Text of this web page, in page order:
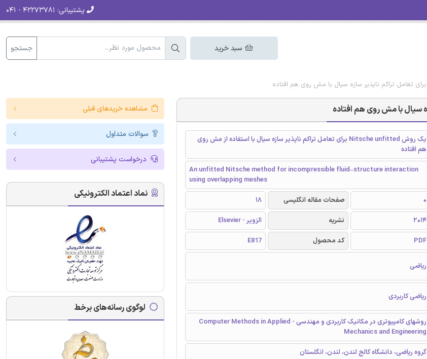
پشتیبانی:
سبد خرید جستجو
یک روش Nitsche unfitted برای تعامل تراکم ناپذیر سازه سیال با استفاده از مش روی
هم افتاده
An unfitted Nitsche method for incompressible fluid–structure interaction
using overlapping meshes
0 صفحات مقاله انگلیسی
18
2014 نشریه
الزویر - Elsevier
PDF کد محصول
E817
ریاضی
ریاضی کاربردی
روشهای کامپیوتری در مکانیک کاربردی و مهندسی - Computer Methods in Applied
Mechanics and Engineering
گروه ریاضی، دانشگاه کالج لندن، لندن، انگلستان
مشاهده خریدهای قبلی
سوالات متداول
درخواست پشتیبانی
نماد اعتماد الکترونیکی
لوگوی رسانه‌های برخط